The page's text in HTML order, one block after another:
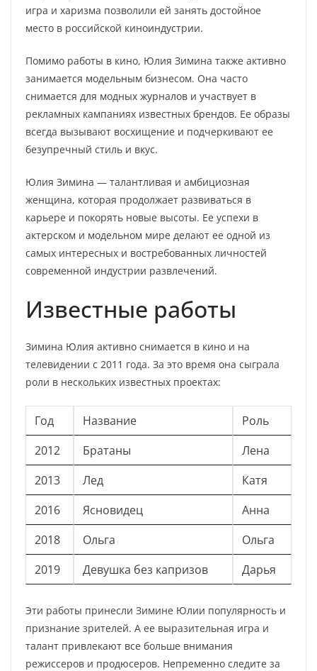
игра и харизма позволили ей занять достойное
место в российской киноиндустрии.
Помимо работы в кино, Юлия Зимина также активно
занимается модельным бизнесом. Она часто
снимается для модных журналов и участвует в
рекламных кампаниях известных брендов. Ее образы
всегда вызывают восхищение и подчеркивают ее
безупречный стиль и вкус.
Юлия Зимина — талантливая и амбициозная
женщина, которая продолжает развиваться в
карьере и покорять новые высоты. Ее успехи в
актерском и модельном мире делают ее одной из
самых интересных и востребованных личностей
современной индустрии развлечений.
Известные работы
Зимина Юлия активно снимается в кино и на
телевидении с 2011 года. За это время она сыграла
роли в нескольких известных проектах:
Год Название
Роль
2012
Братаны
Лена
2013
Лед
Катя
2016
Ясновидец
Анна
2018
Ольга
Ольга
2019
Девушка без капризов Дарья
Эти работы принесли Зимине Юлии популярность и
признание зрителей. А ее выразительная игра и
талант привлекают все больше внимания
режиссеров и продюсеров. Непременно следите за